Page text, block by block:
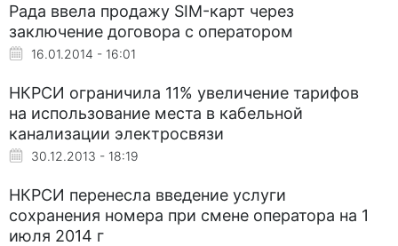
Рада ввела продажу SIM-карт через
заключение договора с оператором
16.01.2014 - 16:01
НКРСИ ограничила 11% увеличение тарифов
на использование места в кабельной
канализации электросвязи
30.12.2013 - 18:19
НКРСИ перенесла введение услуги
сохранения номера при смене оператора на 1
июля 2014 г